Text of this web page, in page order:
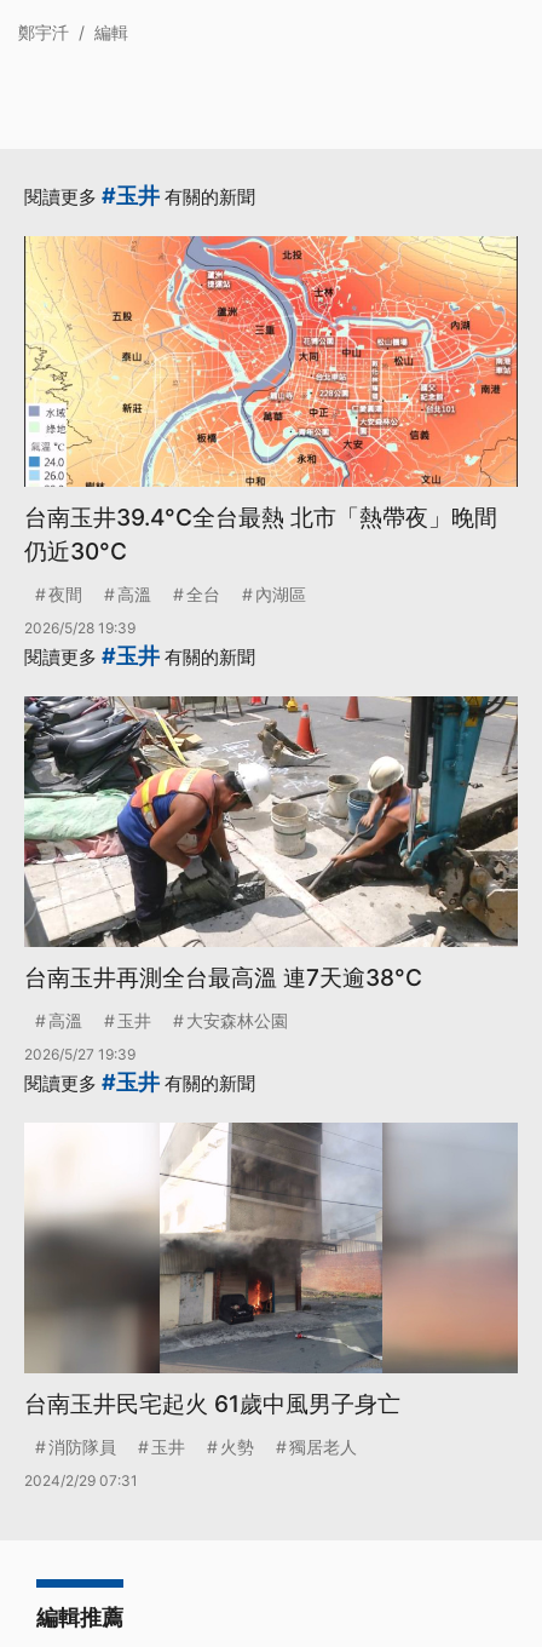
鄭宇汘 / 編輯
閱讀更多 #玉井 有關的新聞
台南玉井39.4°C全台最熱 北市「熱帶夜」晚間
仍近30°C
夜間 高溫 全台 內湖區
2026/5/28 19:39
閱讀更多 #玉井 有關的新聞
台南玉井再測全台最高溫 連7天逾38°C
高溫 玉井 大安森林公園
2026/5/27 19:39
閱讀更多 #玉井 有關的新聞
台南玉井民宅起火 61歲中風男子身亡
消防隊員 玉井 火勢 獨居老人
2024/2/29 07:31
編輯推薦